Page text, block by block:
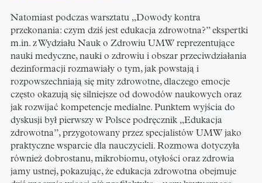
Natomiast podczas warsztatu „Dowody kontra
przekonania: czym dziś jest edukacja zdrowotna?” ekspertki
m.in. z Wydziału Nauk o Zdrowiu UMW reprezentujące
nauki medyczne, nauki o zdrowiu i obszar przeciwdziałania
dezinformacji rozmawiały o tym, jak powstają i
rozpowszechniają się mity zdrowotne, dlaczego emocje
często okazują się silniejsze od dowodów naukowych oraz
jak rozwijać kompetencje medialne. Punktem wyjścia do
dyskusji był pierwszy w Polsce podręcznik „Edukacja
zdrowotna”, przygotowany przez specjalistów UMW jako
praktyczne wsparcie dla nauczycieli. Rozmowa dotyczyła
również dobrostanu, mikrobiomu, otyłości oraz zdrowia
jamy ustnej, pokazując, że edukacja zdrowotna obejmuje